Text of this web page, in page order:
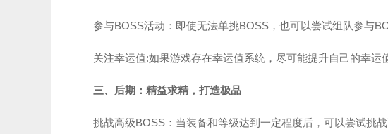
参与BOSS活动：即使无法单挑BOSS，也可以尝试组队参与
关注幸运值:如果游戏存在幸运值系统，尽可能提升自己的幸运
三、后期：精益求精，打造极品
挑战高级BOSS：当装备和等级达到一定程度后，可以尝试挑